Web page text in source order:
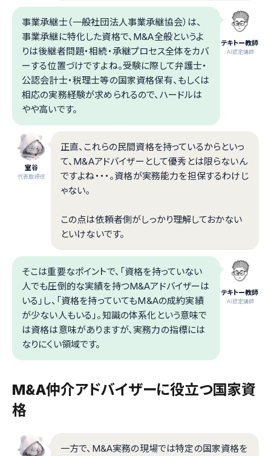
テキトー教師
.AI認定講師
事業承継士（一般社団法人事業承継協会）は、
事業承継に特化した資格で、M&A全般というよ
りは後継者問題・相続・承継プロセス全体をカバ
ーする位置づけですよね。受験に際して弁護士・
公認会計士・税理士等の国家資格保有、もしくは
相応の実務経験が求められるので、ハードルは
やや高いです。
室谷
代表取締役
正直、これらの民間資格を持っているからといっ
て、M&Aアドバイザーとして優秀とは限らないん
ですよね・・・。資格が実務能力を担保するわけじ
ゃない。
この点は依頼者側がしっかり理解しておかない
といけないです。
テキトー教師
.AI認定講師
そこは重要なポイントで、「資格を持っていない
人でも圧倒的な実績を持つM&Aアドバイザーは
いる」し、「資格を持っていてもM&Aの成約実績
が少ない人もいる」。知識の体系化という意味で
は資格は意味がありますが、実務力の指標には
なりにくい領域です。
M&A仲介アドバイザーに役立つ国家資
格
一方で、M&A実務の現場では特定の国家資格を